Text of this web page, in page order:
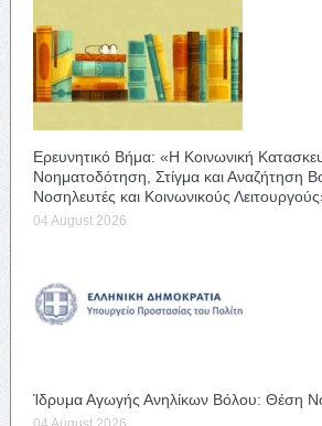
Ερευνητικό Βήμα: «Η Κοινωνική
Νοηματοδότηση, Στίγμα και Αναζήτηση
Νοσηλευτές και Κοινωνικούς
04 August 2026
Ίδρυμα Αγωγής Ανηλίκων Βόλου: Θέση